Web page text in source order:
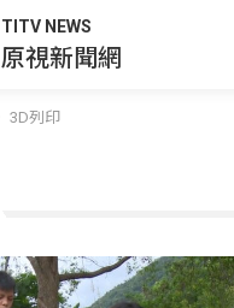
TITV NEWS
原視新聞網
3D列印